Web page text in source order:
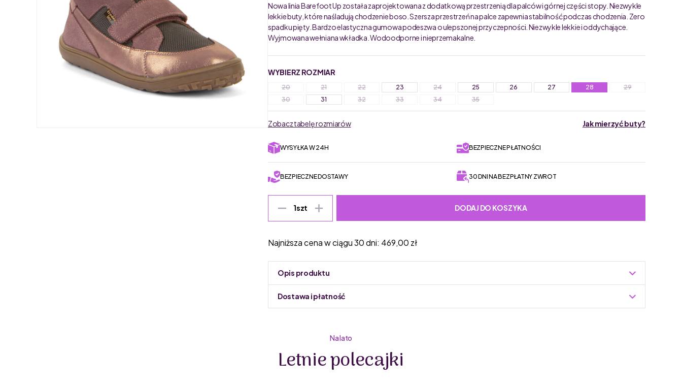
Nowa linia Barefoot Up została zaprojektowana z dodatkową przestrzenią dla palców i górnej części stopy. Niezwykle
lekkie buty, które naśladują chodzenie boso. Szersza przestrzeń na palce zapewnia stabilność podczas chodzenia. Zero
spadku pięty. Bardzo elastyczna gumowa podeszwa o ulepszonej przyczepności. Niezwykle lekkie i oddychające.
Wyjmowana wełniana wkładka. Wodoodporne i nieprzemakalne.
WYBIERZ ROZMIAR
20 21 22 23 24 25 26 27 28
29
30
31 32 33 34 35
Zobacz tabelę rozmiarów Jak mierzyć buty?
WYSYŁKA W 24H BEZPIECZNE PŁATNOŚCI
BEZPIECZNE DOSTAWY 30 DNI NA BEZPŁATNY ZWROT
1szt DODAJ DO KOSZYKA
Najniższa cena w ciągu 30 dni: 469,00 zł
Opis produktu
Dostawa i płatność
Na lato
Letnie polecajki